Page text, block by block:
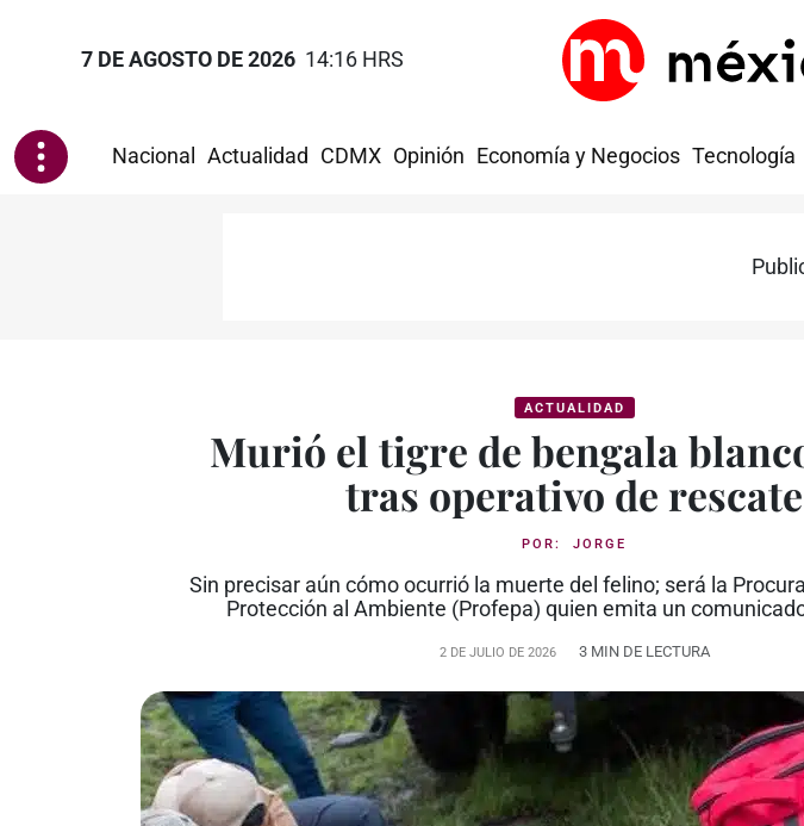
7 DE AGOSTO DE 2026 14:16 HRS
Nacional Actualidad CDMX Opinión Economía y Negocios Tecnología
ACTUALIDAD
Murió el tigre de bengala
tras operativo de rescate
POR: JORGE
Sin precisar aún cómo ocurrió la muerte del felino; será la
Protección al Ambiente (Profepa) quien emita un
2 DE JULIO DE 2026 3 MIN DE LECTURA